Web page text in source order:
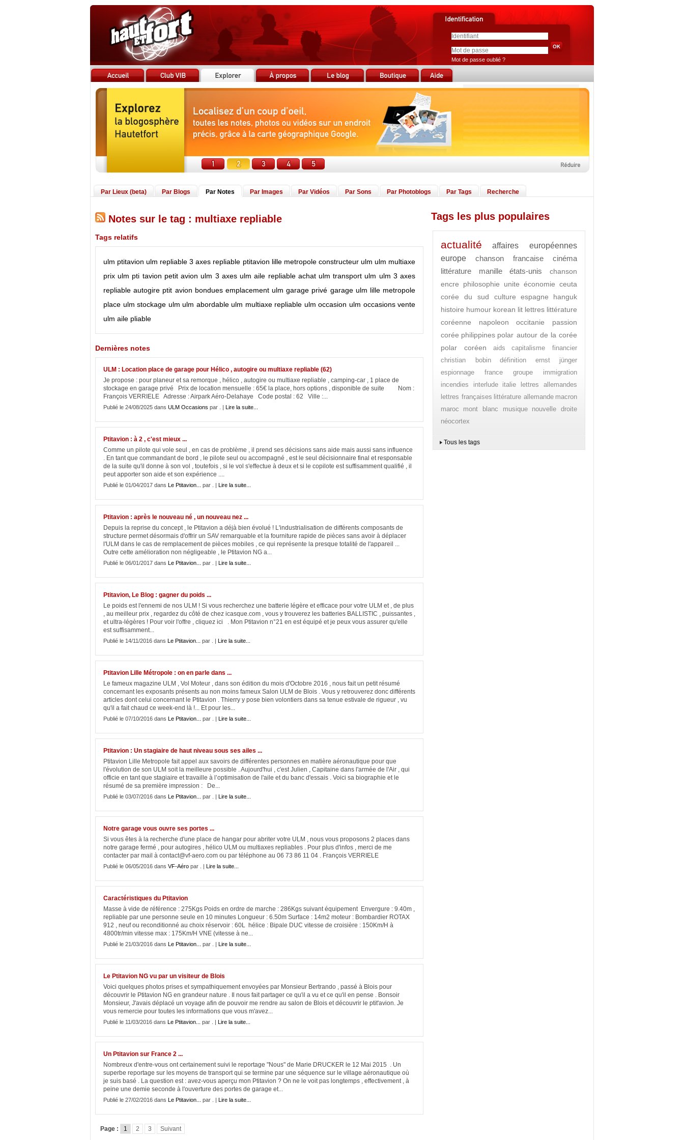
Mot de passe oublié ?
Par Lieux (beta) Par Blogs Par Notes Par Images Par Vidéos Par Sons Par Photoblogs Par Tags Recherche
Notes sur le tag : multiaxe repliable
Tags relatifs
ulm ptitavion ulm repliable 3 axes repliable ptitavion lille metropole constructeur ulm ulm multiaxe
prix ulm pti tavion petit avion ulm 3 axes ulm aile repliable achat ulm transport ulm ulm 3 axes
repliable autogire ptit avion bondues emplacement ulm garage privé garage ulm lille metropole
place ulm stockage ulm ulm abordable ulm multiaxe repliable ulm occasion ulm occasions vente
ulm aile pliable
Dernières notes
ULM : Location place de garage pour Hélico , autogire ou multiaxe repliable (62)
Je propose : pour planeur et sa remorque , hélico , autogire ou multiaxe repliable , camping-car , 1 place de
stockage en garage privé Prix de location mensuelle : 65€ la place, hors options , disponible de suite Nom :
François VERRIELE Adresse : Airpark Aéro-Delahaye Code postal : 62 Ville :...
Publié le 24/08/2025 dans ULM Occasions par . | Lire la suite...
Ptitavion : à 2 , c'est mieux ...
Comme un pilote qui vole seul , en cas de problème , il prend ses décisions sans aide mais aussi sans influence
. En tant que commandant de bord , le pilote seul ou accompagné , est le seul décisionnaire final et responsable
de la suite qu'il donne à son vol , toutefois , si le vol s'effectue à deux et si le copilote est suffisamment qualifié , il
peut apporter son aide et son expérience ....
Publié le 01/04/2017 dans Le Ptitavion... par . | Lire la suite...
Ptitavion : après le nouveau né , un nouveau nez ...
Depuis la reprise du concept , le Ptitavion a déjà bien évolué ! L'industrialisation de différents composants de
structure permet désormais d'offrir un SAV remarquable et la fourniture rapide de pièces sans avoir à déplacer
l'ULM dans le cas de remplacement de pièces mobiles , ce qui représente la presque totalité de l'appareil ...
Outre cette amélioration non négligeable , le Ptitavion NG a...
Publié le 06/01/2017 dans Le Ptitavion... par . | Lire la suite...
Ptitavion, Le Blog : gagner du poids ...
Le poids est l'ennemi de nos ULM ! Si vous recherchez une batterie légère et efficace pour votre ULM et , de plus
, au meilleur prix , regardez du côté de chez icasque.com , vous y trouverez les batteries BALLISTIC , puissantes ,
et ultra-légères ! Pour voir l'offre , cliquez ici . Mon Ptitavion n°21 en est équipé et je peux vous assurer qu'elle
est suffisamment...
Publié le 14/11/2016 dans Le Ptitavion... par . | Lire la suite...
Ptitavion Lille Métropole : on en parle dans ...
Le fameux magazine ULM , Vol Moteur , dans son édition du mois d'Octobre 2016 , nous fait un petit résumé
concernant les exposants présents au non moins fameux Salon ULM de Blois . Vous y retrouverez donc différents
articles dont celui concernant le Ptitavion . Thierry y pose bien volontiers dans sa tenue estivale de rigueur , vu
qu'il a fait chaud ce week-end là !... Et pour les...
Publié le 07/10/2016 dans Le Ptitavion... par . | Lire la suite...
Ptitavion : Un stagiaire de haut niveau sous ses ailes ...
Ptitavion Lille Metropole fait appel aux savoirs de différentes personnes en matière aéronautique pour que
l'évolution de son ULM soit la meilleure possible . Aujourd'hui , c'est Julien , Capitaine dans l'armée de l'Air , qui
officie en tant que stagiaire et travaille à l’optimisation de l'aile et du banc d'essais . Voici sa biographie et le
résumé de sa première impression : De...
Publié le 03/07/2016 dans Le Ptitavion... par . | Lire la suite...
Notre garage vous ouvre ses portes ...
Si vous êtes à la recherche d'une place de hangar pour abriter votre ULM , nous vous proposons 2 places dans
notre garage fermé , pour autogires , hélico ULM ou multiaxes repliables . Pour plus d'infos , merci de me
contacter par mail à contact@vf-aero.com ou par téléphone au 06 73 86 11 04 . François VERRIELE
Publié le 06/05/2016 dans VF-Aéro par . | Lire la suite...
Caractéristiques du Ptitavion
Masse à vide de référence : 275Kgs Poids en ordre de marche : 286Kgs suivant équipement Envergure : 9.40m ,
repliable par une personne seule en 10 minutes Longueur : 6.50m Surface : 14m2 moteur : Bombardier ROTAX
912 , neuf ou reconditionné au choix réservoir : 60L hélice : Bipale DUC vitesse de croisière : 150Km/H à
4800tr/min vitesse max : 175Km/H VNE (vitesse à ne...
Publié le 21/03/2016 dans Le Ptitavion... par . | Lire la suite...
Le Ptitavion NG vu par un visiteur de Blois
Voici quelques photos prises et sympathiquement envoyées par Monsieur Bertrando , passé à Blois pour
découvrir le Ptitavion NG en grandeur nature . Il nous fait partager ce qu'il a vu et ce qu'il en pense . Bonsoir
Monsieur, J'avais déplacé un voyage afin de pouvoir me rendre au salon de Blois et découvrir le ptit'avion. Je
vous remercie pour toutes les informations que vous m'avez...
Publié le 11/03/2016 dans Le Ptitavion... par . | Lire la suite...
Un Ptitavion sur France 2 ...
Nombreux d'entre-vous ont certainement suivi le reportage "Nous" de Marie DRUCKER le 12 Mai 2015 . Un
superbe reportage sur les moyens de transport qui se termine par une séquence sur le village aéronautique où
je suis basé . La question est : avez-vous aperçu mon Ptitavion ? On ne le voit pas longtemps , effectivement , à
peine une demie seconde à l'ouverture des portes de garage et...
Publié le 27/02/2016 dans Le Ptitavion... par . | Lire la suite...
Page : 1 2 3 Suivant
Tags les plus populaires
actualité
affaires européennes
europe
chanson francaise
cinéma
littérature
manille états-unis
chanson
encre
philosophie unite économie ceuta
corée du sud
culture espagne
hanguk
histoire humour korean lit lettres littérature
coréenne
napoleon occitanie
passion
corée philippines polar autour de la corée
polar coréen
aids
capitalisme financier
christian bobin
définition
ernst jünger
espionnage
france groupe
immigration
incendies
interlude italie
lettres allemandes
lettres françaises littérature allemande macron
maroc
mont blanc musique
nouvelle droite
néocortex
Tous les tags